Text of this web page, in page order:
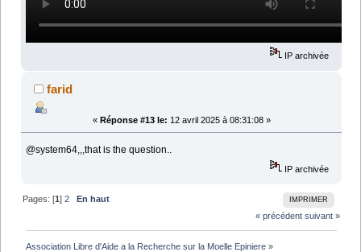
IP archivée
farid
« Réponse #13 le: 12 avril 2025 à 08:31:08 »
@system64,,,that is the question..
IP archivée
IMPRIMER
Pages: [1]2
En haut
« précédent suivant »
Association Libre d'Aide a la Recherche sur la Moelle Epiniere »